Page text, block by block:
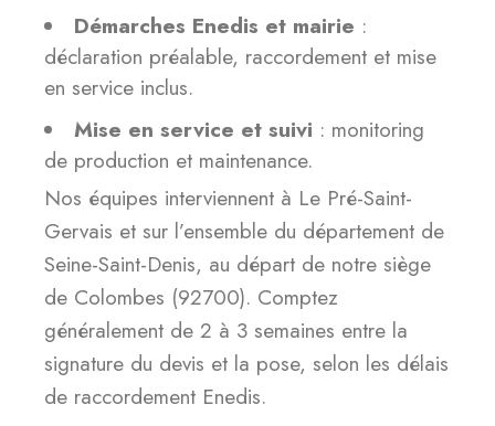
Démarches Enedis et mairie :
déclaration préalable, raccordement et mise
en service inclus.
Mise en service et suivi : monitoring
de production et maintenance.
Nos équipes interviennent à Le Pré-Saint-
Gervais et sur l’ensemble du département de
Seine-Saint-Denis, au départ de notre siège
de Colombes (92700). Comptez
généralement de 2 à 3 semaines entre la
signature du devis et la pose, selon les délais
de raccordement Enedis.